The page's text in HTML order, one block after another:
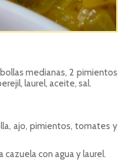
medianas, 2 pimientos
laurel, aceite, sal.
ajo, pimientos, tomates y
con agua y laurel.